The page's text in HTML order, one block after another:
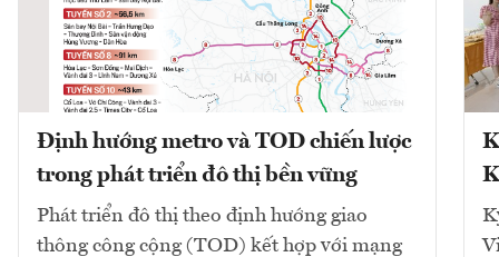
Định hướng metro và TOD chiến lược
trong phát triển đô thị bền vững
Phát triển đô thị theo định hướng giao
thông công cộng (TOD) kết hợp với mạng